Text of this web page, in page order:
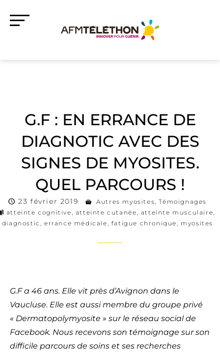
G.F : EN ERRANCE DE
DIAGNOTIC AVEC DES
SIGNES DE MYOSITES.
QUEL PARCOURS !
23 février 2019 Autres myosites,Témoignages
atteinte cognitive, atteinte cutanée, atteinte musculaire,
diagnostic ,errance médicale, fatigue chronique, myosites
G.F a 46 ans. Elle vit près d’Avignon dans le
Vaucluse. Elle est aussi membre du groupe privé
« Dermatopolymyosite » sur le réseau social de
Facebook. Nous recevons son témoignage sur son
difficile parcours de soins et ses recherches